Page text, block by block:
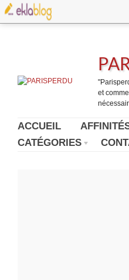
et
ACCUEIL
CATÉGORIES